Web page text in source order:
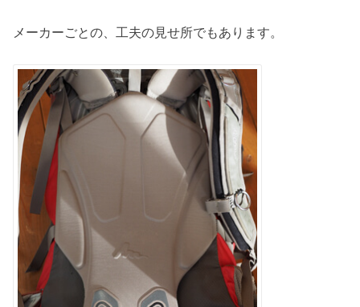
メーカーごとの、工夫の見せ所でもあります。